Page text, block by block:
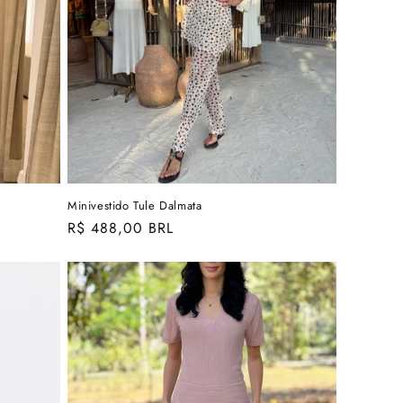
Minivestido Tule Dalmata
Preço
R$ 488,00 BRL